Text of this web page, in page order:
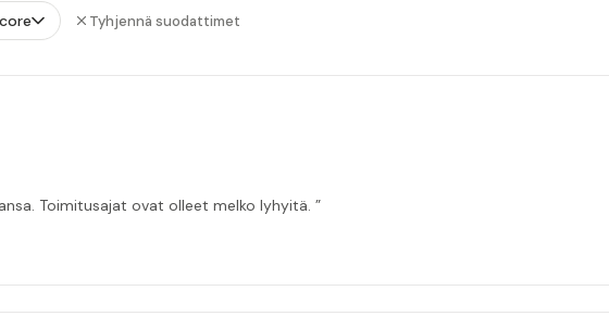
Tyhjennä suodattimet
Toimitusajat ovat olleet melko lyhyitä. ”